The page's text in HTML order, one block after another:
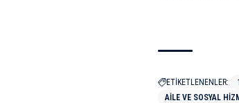
ETİKETLENENLER:
AILE VE SOSYAL